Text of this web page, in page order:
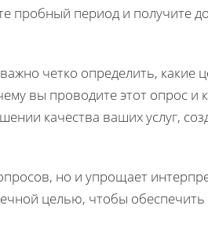
пробный период и получите
четко определить, какие
вы проводите этот опрос и
качества ваших услуг,
но и упрощает
целью, чтобы обеспечить